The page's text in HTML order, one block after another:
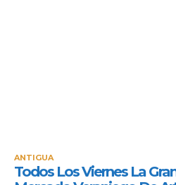
ANTIGUA
Todos Los Viernes La